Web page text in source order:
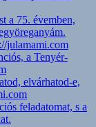
a 75. évemben,
julamami.com
a Tenyér-
elvárhatod-e,
feladatomat, s a